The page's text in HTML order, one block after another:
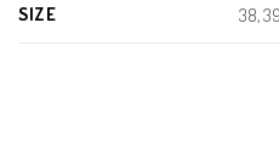
SIZE 38,